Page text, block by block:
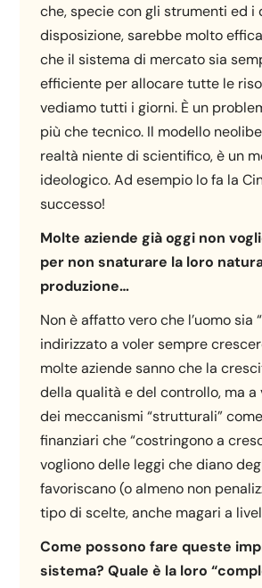
che, specie con gli strumenti ed i
disposizione, sarebbe molto
che il sistema di mercato sia
efficiente per allocare tutte le
vediamo tutti i giorni. È un
più che tecnico. Il modello
realtà niente di scientifico, è un
ideologico. Ad esempio lo fa la
successo!
Molte aziende già oggi non
per non snaturare la loro
produzione…
Non è affatto vero che l’uomo sia
indirizzato a voler sempre
molte aziende sanno che la
della qualità e del controllo, ma a
dei meccanismi “strutturali”
finanziari che “costringono a
vogliono delle leggi che diano
favoriscano (o almeno non
tipo di scelte, anche magari a
Come possono fare queste
sistema? Quale è la loro